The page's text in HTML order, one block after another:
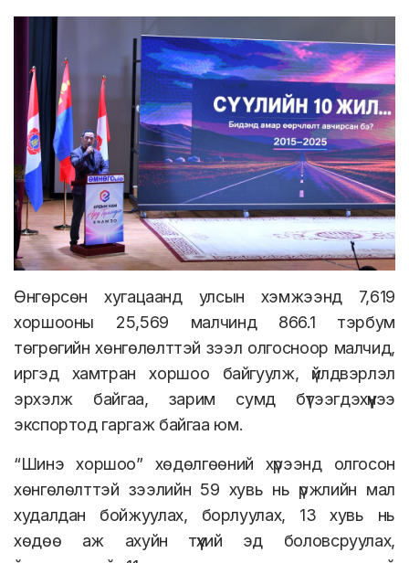
Өнгөрсөн хугацаанд улсын хэмжээнд 7,619
хоршооны 25,569 малчинд 866.1 тэрбум
төгрөгийн хөнгөлөлттэй зээл олгосноор малчид,
иргэд хамтран хоршоо байгуулж, үйлдвэрлэл
эрхэлж байгаа, зарим сумд бүтээгдэхүүнээ
экспортод гаргаж байгаа юм.
“Шинэ хоршоо” хөдөлгөөний хүрээнд олгосон
хөнгөлөлттэй зээлийн 59 хувь нь үржлийн мал
худалдан бойжуулах, борлуулах, 13 хувь нь
хөдөө аж ахуйн түүхий эд боловсруулах,